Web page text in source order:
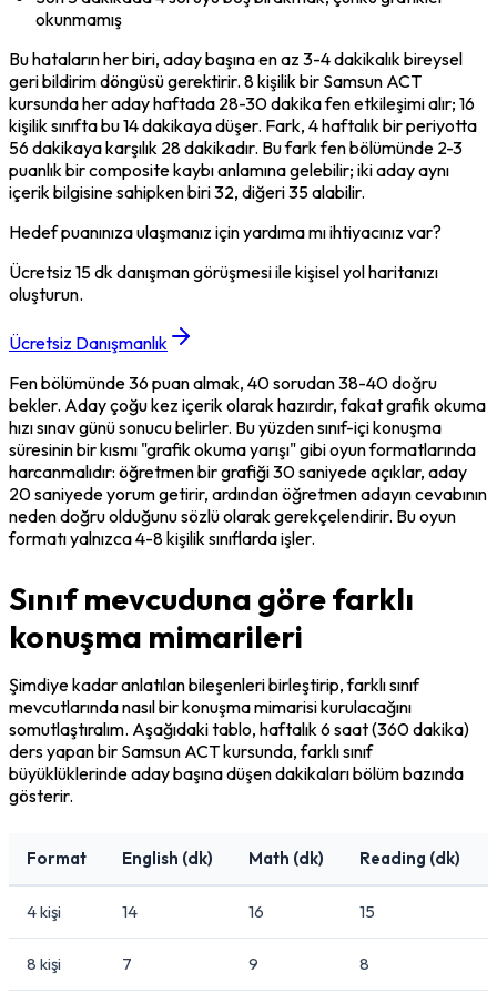
okunmamış
Bu hataların her biri, aday başına en az 3-4 dakikalık bireysel
geri bildirim döngüsü gerektirir. 8 kişilik bir Samsun ACT
kursunda her aday haftada 28-30 dakika fen etkileşimi alır; 16
kişilik sınıfta bu 14 dakikaya düşer. Fark, 4 haftalık bir periyotta
56 dakikaya karşılık 28 dakikadır. Bu fark fen bölümünde 2-3
puanlık bir composite kaybı anlamına gelebilir; iki aday aynı
içerik bilgisine sahipken biri 32, diğeri 35 alabilir.
Hedef puanınıza ulaşmanız için yardıma mı ihtiyacınız var?
Ücretsiz 15 dk danışman görüşmesi ile kişisel yol haritanızı
oluşturun.
Ücretsiz Danışmanlık
Fen bölümünde 36 puan almak, 40 sorudan 38-40 doğru
bekler. Aday çoğu kez içerik olarak hazırdır, fakat grafik okuma
hızı sınav günü sonucu belirler. Bu yüzden sınıf-içi konuşma
süresinin bir kısmı "grafik okuma yarışı" gibi oyun formatlarında
harcanmalıdır: öğretmen bir grafiği 30 saniyede açıklar, aday
20 saniyede yorum getirir, ardından öğretmen adayın cevabının
neden doğru olduğunu sözlü olarak gerekçelendirir. Bu oyun
formatı yalnızca 4-8 kişilik sınıflarda işler.
Sınıf mevcuduna göre farklı
konuşma mimarileri
Şimdiye kadar anlatılan bileşenleri birleştirip, farklı sınıf
mevcutlarında nasıl bir konuşma mimarisi kurulacağını
somutlaştıralım. Aşağıdaki tablo, haftalık 6 saat (360 dakika)
ders yapan bir Samsun ACT kursunda, farklı sınıf
büyüklüklerinde aday başına düşen dakikaları bölüm bazında
gösterir.
Format English (dk) Math (dk) Reading (dk)
4 kişi 14 16 15
8 kişi 7 9 8